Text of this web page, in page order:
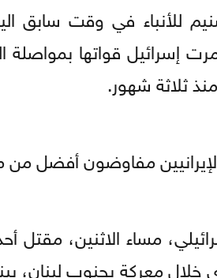
للأنباء في وقت سابق
إسرائيل قواتها بمواصلة
ثلاثة شهور.
مفاوضون أفضل من
معركة بجنوب لبنان،